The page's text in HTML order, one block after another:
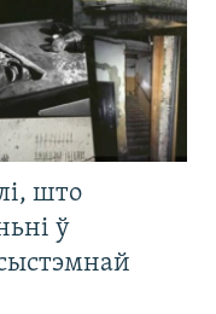
што
ў